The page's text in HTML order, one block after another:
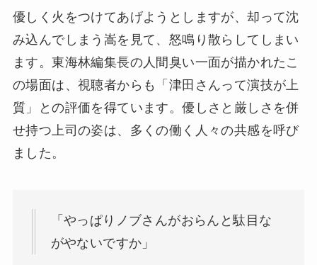
優しく火をつけてあげようとしますが、却って沈
み込んでしまう嵩を見て、怒鳴り散らしてしまい
ます。東海林編集長の人間臭い一面が描かれたこ
の場面は、視聴者からも「津田さんって演技が上
質」との評価を得ています。優しさと厳しさを併
せ持つ上司の姿は、多くの働く人々の共感を呼び
ました。
「やっぱりノブさんがおらんと駄目な
がやないですか」